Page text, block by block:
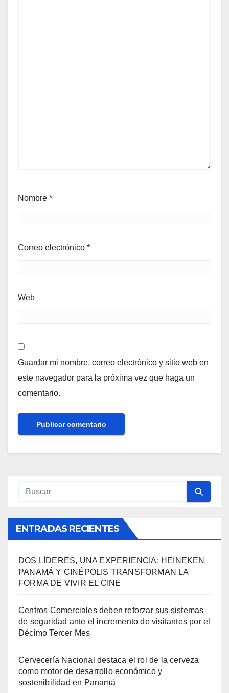
Nombre *
Correo electrónico *
Web
Guardar mi nombre, correo electrónico y sitio web en
este navegador para la próxima vez que haga un
comentario.
ENTRADAS RECIENTES
DOS LÍDERES, UNA EXPERIENCIA: HEINEKEN
PANAMÁ Y CINÉPOLIS TRANSFORMAN LA
FORMA DE VIVIR EL CINE
Centros Comerciales deben reforzar sus sistemas
de seguridad ante el incremento de visitantes por el
Décimo Tercer Mes
Cervecería Nacional destaca el rol de la cerveza
como motor de desarrollo económico y
sostenibilidad en Panamá